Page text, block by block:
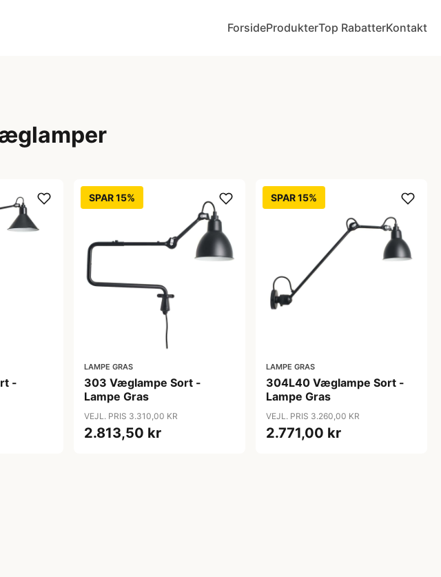
ForsideProdukterTop RabatterKontakt
-
SPAR 15%
LAMPE GRAS
303 Væglampe Sort -
Lampe Gras
VEJL. PRIS 3.310,00 KR
2.813,50 kr
SPAR 15%
LAMPE GRAS
304L40 Væglampe Sort -
Lampe Gras
VEJL. PRIS 3.260,00 KR
2.771,00 kr